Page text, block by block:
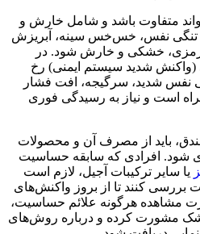
متفاوت باشد و شامل خارش و
تنگی نفس، خس‌خس سینه، آبریزش
قرمزی، خشکی و خارش شود. در
(واکنش شدید سیستم ایمنی) رخ
نفس شدید، سرگیجه، افت فشار
است و نیاز به رسیدگی فوری
باید از مصرف آن و محصولات
شود. افرادی که سابقه حساسیت
یا سایر ترکیبات آجیل، لازم است
بررسی کنند تا از بروز واکنش‌های
مشاهده هرگونه علائم حساسیت،
مشورت کرده و درباره روش‌های